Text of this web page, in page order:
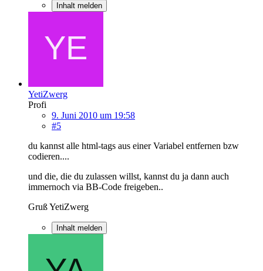
Inhalt melden
YetiZwerg
Profi
9. Juni 2010 um 19:58
#5
du kannst alle html-tags aus einer Variabel entfernen bzw
codieren....
und die, die du zulassen willst, kannst du ja dann auch
immernoch via BB-Code freigeben..
Gruß YetiZwerg
Inhalt melden